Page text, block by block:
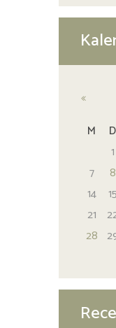
M
D
1
7
8
14
15
21
28